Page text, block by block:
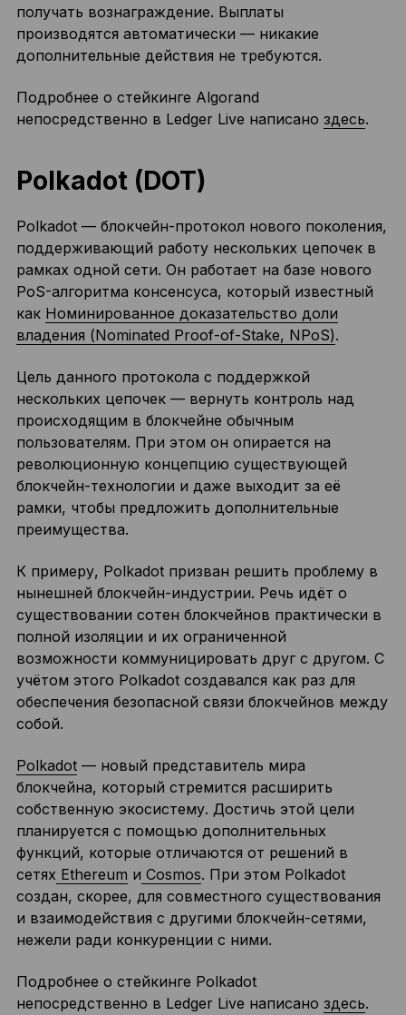
получать вознаграждение. Выплаты
производятся автоматически — никакие
дополнительные действия не требуются.
Подробнее о стейкинге Algorand
непосредственно в Ledger Live написано здесь.
Polkadot (DOT)
Polkadot — блокчейн-протокол нового поколения,
поддерживающий работу нескольких цепочек в
рамках одной сети. Он работает на базе нового
PoS-алгоритма консенсуса, который известный
как Номинированное доказательство доли
владения (Nominated Proof-of-Stake, NPoS).
Цель данного протокола с поддержкой
нескольких цепочек — вернуть контроль над
происходящим в блокчейне обычным
пользователям. При этом он опирается на
революционную концепцию существующей
блокчейн-технологии и даже выходит за её
рамки, чтобы предложить дополнительные
преимущества.
К примеру, Polkadot призван решить проблему в
нынешней блокчейн-индустрии. Речь идёт о
существовании сотен блокчейнов практически в
полной изоляции и их ограниченной
возможности коммуницировать друг с другом. С
учётом этого Polkadot создавался как раз для
обеспечения безопасной связи блокчейнов между
собой.
Polkadot— новый представитель мира
блокчейна, который стремится расширить
собственную экосистему. Достичь этой цели
планируется с помощью дополнительных
функций, которые отличаются от решений в
сетях Ethereum и Cosmos. При этом Polkadot
создан, скорее, для совместного существования
и взаимодействия с другими блокчейн-сетями,
нежели ради конкуренции с ними.
Подробнее о стейкинге Polkadot
непосредственно в Ledger Live написано здесь.